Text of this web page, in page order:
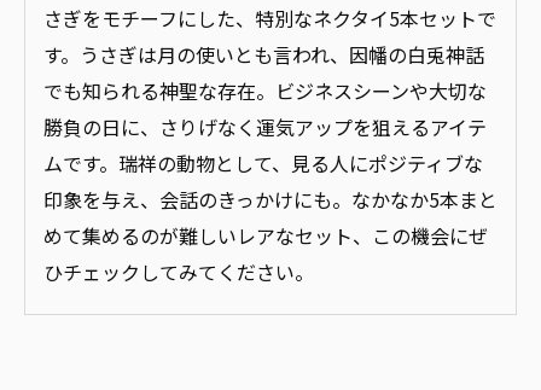
さぎをモチーフにした、特別なネクタイ5本セットで
す。うさぎは月の使いとも言われ、因幡の白兎神話
でも知られる神聖な存在。ビジネスシーンや大切な
勝負の日に、さりげなく運気アップを狙えるアイテ
ムです。瑞祥の動物として、見る人にポジティブな
印象を与え、会話のきっかけにも。なかなか5本まと
めて集めるのが難しいレアなセット、この機会にぜ
ひチェックしてみてください。